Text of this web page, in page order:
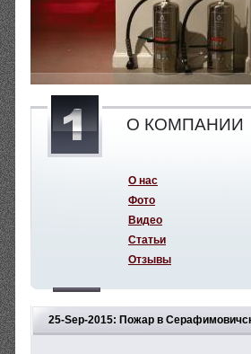
25-Sep-2015: Пожар в
О КОМПАНИИ
О нас
Фото
Видео
Статьи
Отзывы